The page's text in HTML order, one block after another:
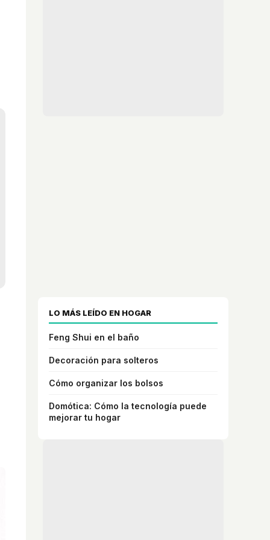
LO MÁS LEÍDO EN HOGAR
Feng Shui en el baño
Decoración para solteros
Cómo organizar los bolsos
Domótica: Cómo la tecnología puede
mejorar tu hogar